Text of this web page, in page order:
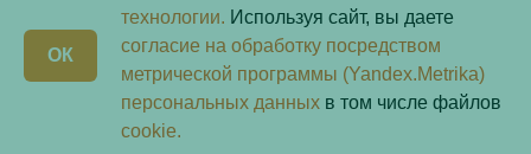
Получите консультацию по телефону:
8 (800) 201-40-60 доб. 10
технологии. Используя сайт, вы даете
согласие на обработку посредством
метрической программы (Yandex.Metrika)
персональных данных в том числе файлов
cookie.
ОК
Скачай наше
приложение